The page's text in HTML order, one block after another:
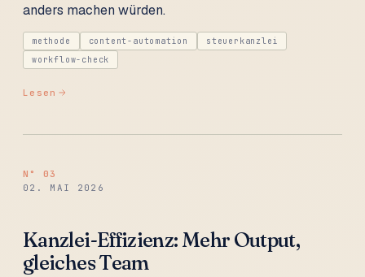
anders machen würden.
methode content-automation
steuerkanzlei
workflow-check
Lesen
N° 03
02. MAI 2026
Kanzlei-Effizienz: Mehr Output,
gleiches Team